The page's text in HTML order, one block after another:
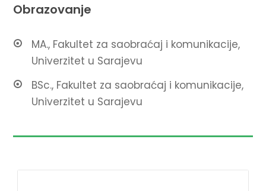
Obrazovanje
MA., Fakultet za saobraćaj i komunikacije,
Univerzitet u Sarajevu
BSc., Fakultet za saobraćaj i komunikacije,
Univerzitet u Sarajevu